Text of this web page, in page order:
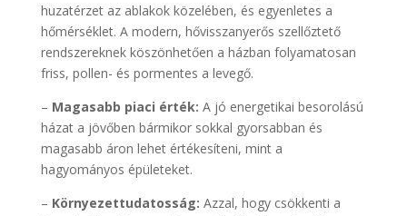
huzatérzet az ablakok közelében, és egyenletes a
hőmérséklet. A modern, hővisszanyerős szellőztető
rendszereknek köszönhetően a házban folyamatosan
friss, pollen- és pormentes a levegő.
– Magasabb piaci érték: A jó energetikai besorolású
házat a jövőben bármikor sokkal gyorsabban és
magasabb áron lehet értékesíteni, mint a
hagyományos épületeket.
– Környezettudatosság: Azzal, hogy csökkenti a